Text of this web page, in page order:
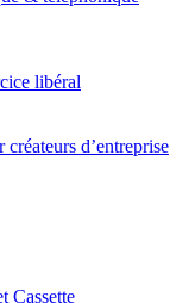
libéral
d’entreprise
Cassette